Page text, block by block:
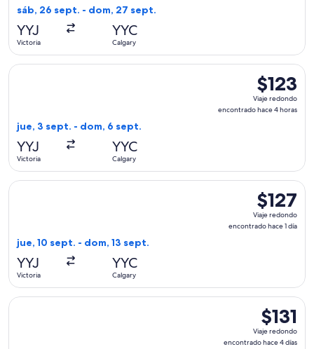
sáb, 26 sept. - dom, 27 sept.
YYJ
Victoria
YYC
Calgary
$123
Viaje
redondo,
$123
Viaje redondo
encontrado hace 4 horas
jue, 3 sept. - dom, 6 sept.
YYJ
Victoria
YYC
Calgary
Seleccionar vuelo de Flair Airlines, con salida el jue, 3
$127
Viaje
redondo,
$127
Viaje redondo
encontrado hace 1 día
jue, 10 sept. - dom, 13 sept.
YYJ
Victoria
YYC
Calgary
Seleccionar vuelo de Flair Airlines, con salida el jue, 10
$131
Viaje
redondo,
$131
Viaje redondo
encontrado hace 4 días
Seleccionar vuelo de Flair Airlines, con salida el lun, 14